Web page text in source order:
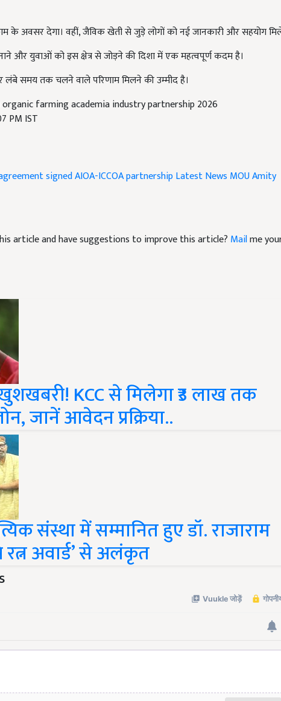
और युवाओं को इस क्षेत्र से जोड़ने की दिशा में एक महत्वपूर्ण कदम है।
समय तक चलने वाले परिणाम मिलने की उम्मीद है।
PM IST
article and have suggestions to improve this article?
KCC से मिलेगा ₹3 लाख तक
जानें आवेदन प्रक्रिया..
संस्था में सम्मानित हुए डॉ. राजाराम
रत्न अवार्ड’ से अलंकृत